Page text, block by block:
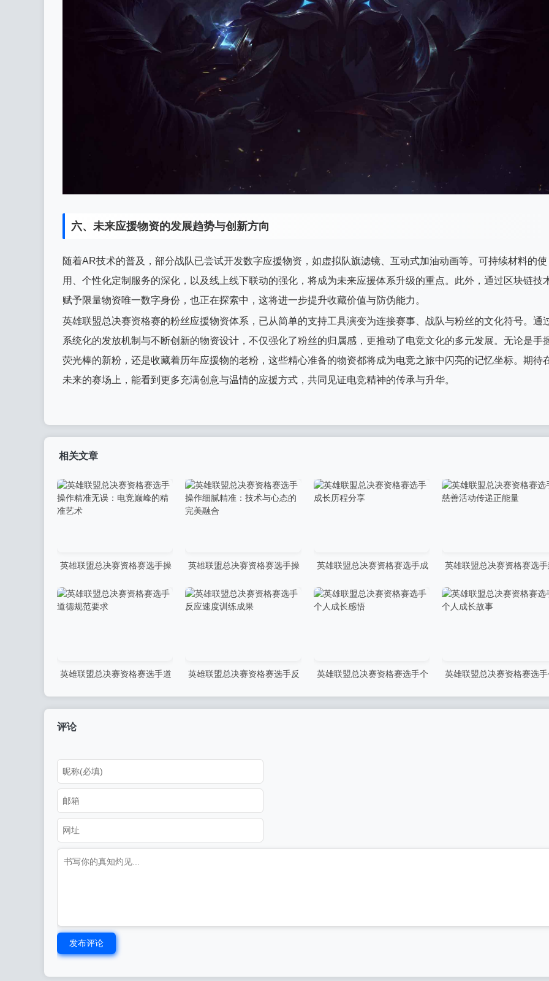
六、未来应援物资的发展趋势与创新方向
随着AR技术的普及，部分战队已尝试开发数字应援物资，如虚拟队旗滤镜、互动式加油动画等。可持续材料的使
用、个性化定制服务的深化，以及线上线下联动的强化，将成为未来应援体系升级的重点。此外，通过区块链技
赋予限量物资唯一数字身份，也正在探索中，这将进一步提升收藏价值与防伪能力。
英雄联盟总决赛资格赛的粉丝应援物资体系，已从简单的支持工具演变为连接赛事、战队与粉丝的文化符号。通
系统化的发放机制与不断创新的物资设计，不仅强化了粉丝的归属感，更推动了电竞文化的多元发展。无论是手
荧光棒的新粉，还是收藏着历年应援物的老粉，这些精心准备的物资都将成为电竞之旅中闪亮的记忆坐标。期待
未来的赛场上，能看到更多充满创意与温情的应援方式，共同见证电竞精神的传承与升华。
相关文章
英雄联盟总决赛资格赛选手操
艺术
英雄联盟总决赛资格赛选手操
美融合
英雄联盟总决赛资格赛选手成
英雄联盟总决赛资格赛选
英雄联盟总决赛资格赛选手道
英雄联盟总决赛资格赛选手反
英雄联盟总决赛资格赛选手个
英雄联盟总决赛资格赛选
评论
发布评论